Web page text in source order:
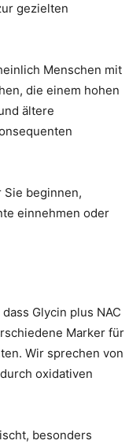
gezielten
Menschen mit
die einem hohen
ältere
Sie beginnen,
einnehmen oder
Glycin plus NAC
Marker für
Wir sprechen von
oxidativen
besonders